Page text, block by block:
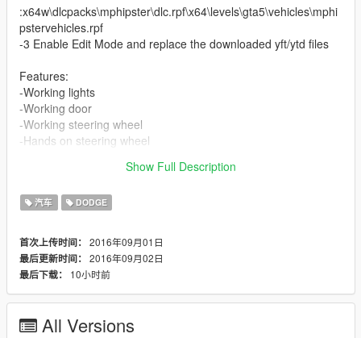
:x64w\dlcpacks\mphipster\dlc.rpf\x64\levels\gta5\vehicles\mphi
pstervehicles.rpf
-3 Enable Edit Mode and replace the downloaded yft/ytd files
Features:
-Working lights
-Working door
-Working steering wheel
-Hands on steering wheel
Car Replacement: glendaleShow Full Description
汽车 DODGE
首次上传时间： 2016年09月01日
最后更新时间： 2016年09月02日
最后下载：
10小时前
All Versions